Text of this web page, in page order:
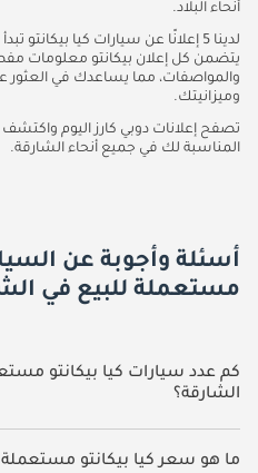
أنحاء البلاد.
لدينا 5 إعلانًا عن سيارات كيا بيكانتو تبدأ من متوسط سعر
يتضمن كل إعلان بيكانتو معلومات
والمواصفات، مما يساعدك في العثور
وميزانيتك.
تصفح إعلانات دوبي كارز اليوم
المناسبة لك في جميع أنحاء الشارقة.
أسئلة وأجوبة عن
مستعملة للبيع في
كم عدد سيارات كيا بيكانتو
الشارقة؟
5 سيارة كيا بيكانتو مستعملة متوفرة للبيع في الشارقة.
ما هو سعر كيا بيكانتو